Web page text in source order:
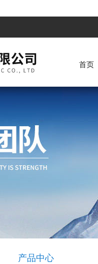
首页
产品中心